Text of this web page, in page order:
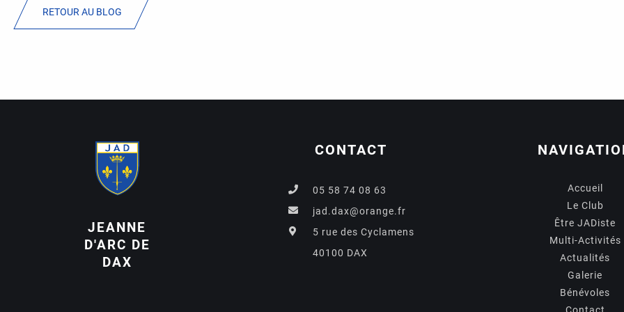
RETOUR AU BLOG
JEANNE
D'ARC DE
DAX
CONTACT
05 58 74 08 63
jad.dax@orange.fr
5 rue des Cyclamens
40100 DAX
Accueil
Le Club
Être JADiste
Multi-Activités
Actualités
Galerie
Bénévoles